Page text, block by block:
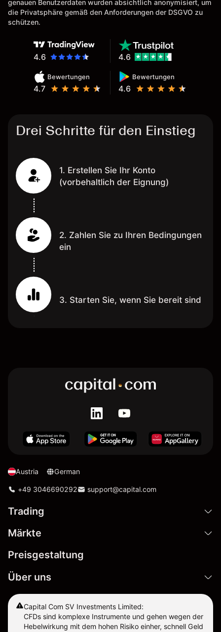
Eine Diagrammfunktion wie es
bei Naga ist wäre
genauen Benutzerdaten wurden absichtlich anonymisiert, um
die Privatsphäre gemäß den Anforderungen der DSGVO zu
schützen.
4.6
Bewertungen
4.7
Bewertungen
4.6
4.6
Drei Schritte für den Einstieg
1. Erstellen Sie Ihr Konto
(vorbehaltlich der Eignung)
2. Zahlen Sie zu Ihren Bedingungen
ein
3. Starten Sie, wenn Sie bereit sind
Austria German
+49 3046690292 support@capital.com
Trading
Märkte
Preisgestaltung
Über uns
Capital Com SV Investments Limited:
CFDs sind komplexe Instrumente und gehen wegen der
Hebelwirkung mit dem hohen Risiko einher, schnell Geld